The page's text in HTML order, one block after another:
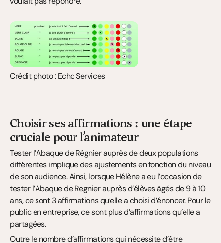
Crédit photo : Echo Services
Choisir ses affirmations : une étape
cruciale pour l’animateur
Tester l’Abaque de Régnier auprès de deux populations
différentes implique des ajustements en fonction du niveau
de son audience. Ainsi, lorsque Hélène a eu l’occasion de
tester l’Abaque de Regnier auprès d’élèves âgés de 9 à 10
ans, ce sont 3 affirmations qu’elle a choisi d’énoncer. Pour le
public en entreprise, ce sont plus d’affirmations qu’elle a
partagées.
Outre le nombre d’affirmations qui nécessite d’être